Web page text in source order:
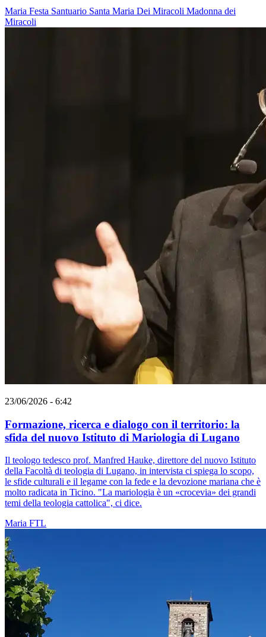
Maria Festa Santuario Santa Maria Dei Miracoli Madonna dei
Miracoli
23/06/2026 - 6:42
Formazione, ricerca e dialogo con il territorio: la
sfida del nuovo Istituto di Mariologia di Lugano
Il teologo tedesco prof. Manfred Hauke, direttore del nuovo Istituto
della Facoltà di teologia di Lugano, in intervista ci spiega lo scopo,
le sfide culturali e il legame con la fede e la devozione mariana che è
molto radicata in Ticino. "La mariologia è un «crocevia» dei grandi
temi della teologia cattolica", ci dice.
Maria FTL